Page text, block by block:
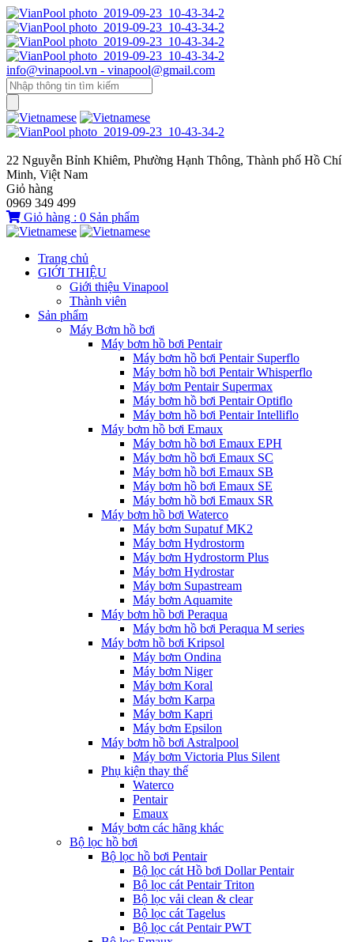
info@vinapool.vn - vinapool@gmail.com
22 Nguyễn Bỉnh Khiêm, Phường Hạnh Thông, Thành phố Hồ Chí
Minh, Việt Nam
Giỏ hàng
0969 349 499
Giỏ hàng : 0 Sản phẩm
Trang chủ
GIỚI THIỆU
Giới thiệu Vinapool
Thành viên
Sản phẩm
Máy Bơm hồ bơi
Máy bơm hồ bơi Pentair
Máy bơm hồ bơi Pentair Superflo
Máy bơm hồ bơi Pentair Whisperflo
Máy bơm Pentair Supermax
Máy bơm hồ bơi Pentair Optiflo
Máy bơm hồ bơi Pentair Intelliflo
Máy bơm hồ bơi Emaux
Máy bơm hồ bơi Emaux EPH
Máy bơm hồ bơi Emaux SC
Máy bơm hồ bơi Emaux SB
Máy bơm hồ bơi Emaux SE
Máy bơm hồ bơi Emaux SR
Máy bơm hồ bơi Waterco
Máy bơm Supatuf MK2
Máy bơm Hydrostorm
Máy bơm Hydrostorm Plus
Máy bơm Hydrostar
Máy bơm Supastream
Máy bơm Aquamite
Máy bơm hồ bơi Peraqua
Máy bơm hồ bơi Peraqua M series
Máy bơm hồ bơi Kripsol
Máy bơm Ondina
Máy bơm Niger
Máy bơm Koral
Máy bơm Karpa
Máy bơm Kapri
Máy bơm Epsilon
Máy bơm hồ bơi Astralpool
Máy bơm Victoria Plus Silent
Phụ kiện thay thế
Waterco
Pentair
Emaux
Máy bơm các hãng khác
Bộ lọc hồ bơi
Bộ lọc hồ bơi Pentair
Bộ lọc cát Hồ bơi Dollar Pentair
Bộ lọc cát Pentair Triton
Bộ lọc vải clean & clear
Bộ lọc cát Tagelus
Bộ lọc cát Pentair PWT